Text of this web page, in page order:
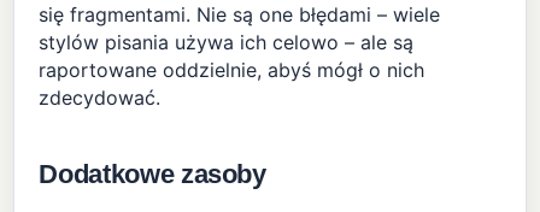
się fragmentami. Nie są one błędami – wiele
stylów pisania używa ich celowo – ale są
raportowane oddzielnie, abyś mógł o nich
zdecydować.
Dodatkowe zasoby